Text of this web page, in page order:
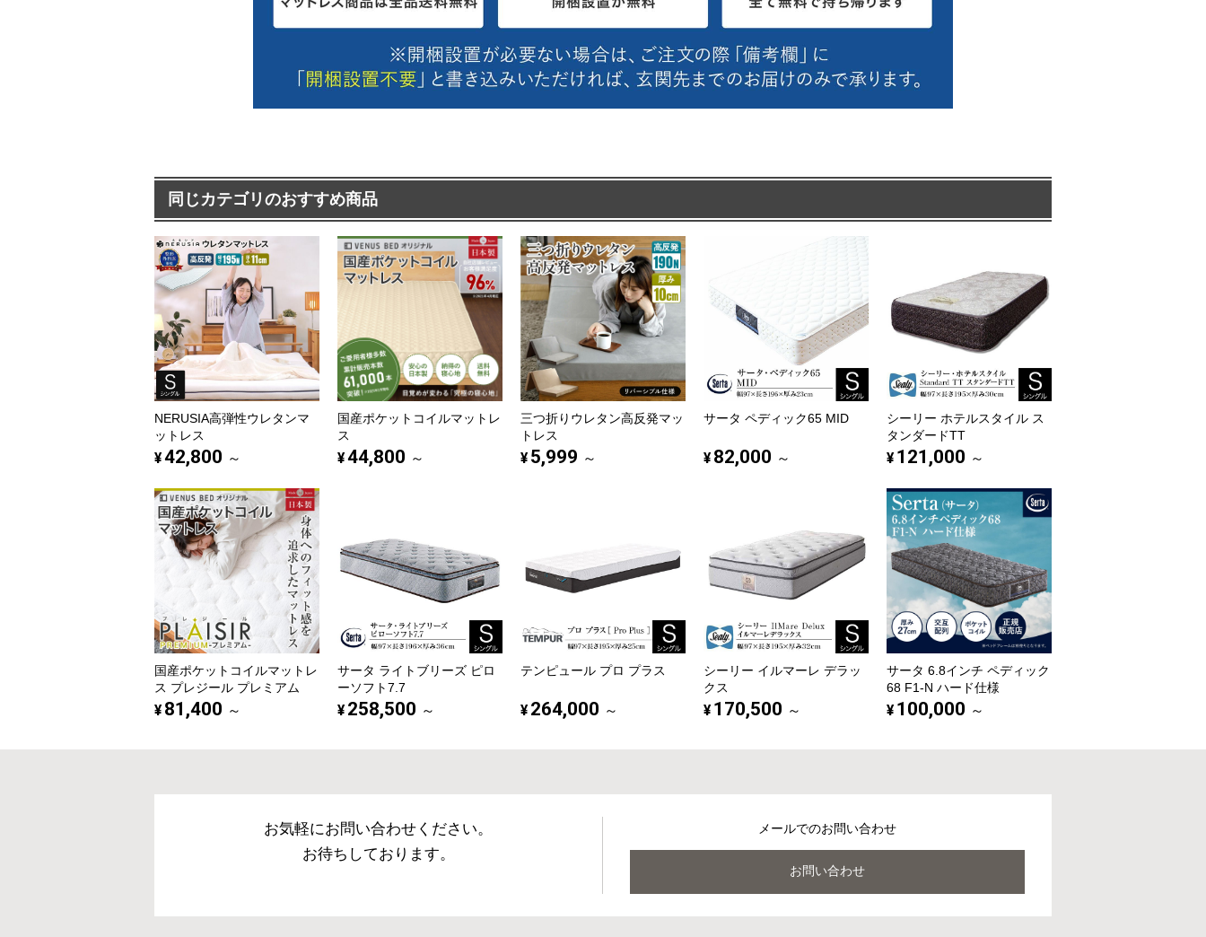
同じカテゴリのおすすめ商品
NERUSIA高弾性ウレタンマ
ットレス
¥42,800 ～
国産ポケットコイルマットレ
ス
¥44,800 ～
三つ折りウレタン高反発マッ
トレス
¥ 5,999 ～
サータ ペディック65 MID
¥ 82,000 ～
シーリー ホテルスタイル ス
タンダードTT
¥ 121,000 ～
国産ポケットコイルマットレ
ス プレジール プレミアム
¥ 81,400 ～
サータ ライトブリーズ ピロ
ーソフト7.7
¥ 258,500 ～
テンピュール プロ プラス
¥ 264,000 ～
シーリー イルマーレ デラッ
クス
¥ 170,500 ～
サータ 6.8インチ ペディック
68 F1-N ハード仕様
¥ 100,000 ～
お気軽にお問い合わせください。
お待ちしております。
メールでのお問い合わせ
お問い合わせ